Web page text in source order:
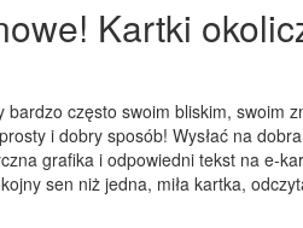
Kartki
często swoim bliskim, swoim
i dobry sposób! Wysłać na
grafika i odpowiedni tekst na e-
sen niż jedna, miła kartka,